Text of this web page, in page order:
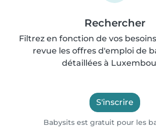
Rechercher
Filtrez en fonction de vos
revue les offres d'emploi de
détaillées à
S'inscrire
Babysits est gratuit pour les